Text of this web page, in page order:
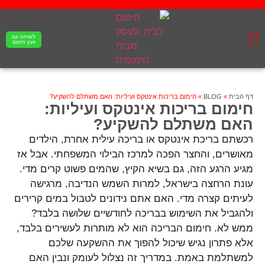
לשיחה עם
יועץ חימום
דף הבית »
BLOG
» חימום בריכות אינטקס ועיליות: האם משתלם להשקיע?
חימום בריכות אינטקס ועיליות:
האם משתלם להשקיע?
רכשתם בריכת אינטקס או בריכה עילית אחרת, הילדים
מאושרים, והחצר הפכה למרכז הבילוי המשפחתי. אבל אז
מגיע הרגע הזה, גם בשיא הקיץ, שהמים פשוט קרים מדי.
עונת הרחצה בישראל, למרות השמש הנדיבה, מרגישה
לעיתים קצרה מדי. האם אתם נידונים לטבול במים קרירים
ולהגביל את השימוש בבריכה לחודשיים שלושה בלבד?
ממש לא. חימום הבריכה הוא לא מותרות לעשירים בלבד,
אלא פתרון נגיש שיכול להפוך את ההשקעה שלכם
למשתלמת באמת. במדריך זה נצלול לעומק ונבין האם